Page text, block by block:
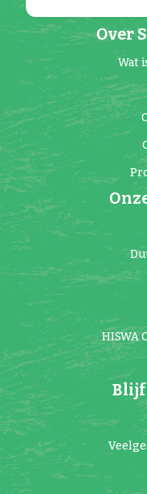
Over
Wat
HISWA
Blijf